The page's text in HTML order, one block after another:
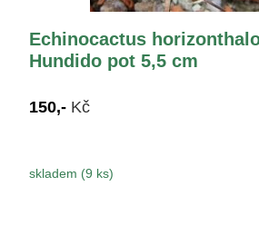
Echinocactus
Hundido pot 5,5 cm
150,- Kč
skladem (9 ks)